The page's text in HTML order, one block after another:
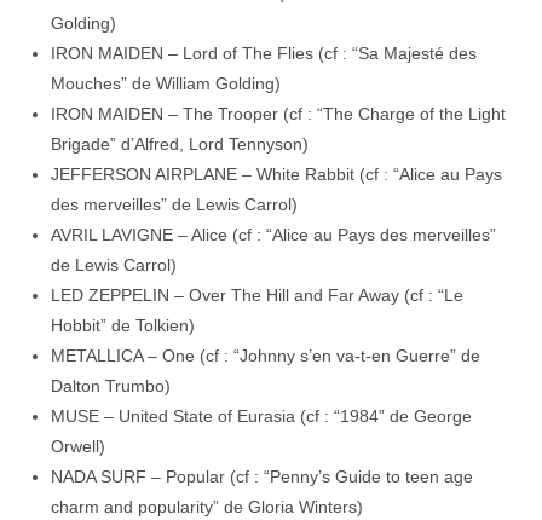
Golding)
IRON MAIDEN – Lord of The Flies (cf : “Sa Majesté des
Mouches” de William Golding)
IRON MAIDEN – The Trooper (cf : “The Charge of the Light
Brigade” d’Alfred, Lord Tennyson)
JEFFERSON AIRPLANE – White Rabbit (cf : “Alice au Pays
des merveilles” de Lewis Carrol)
AVRIL LAVIGNE – Alice (cf : “Alice au Pays des merveilles”
de Lewis Carrol)
LED ZEPPELIN – Over The Hill and Far Away (cf : “Le
Hobbit” de Tolkien)
METALLICA – One (cf : “Johnny s’en va-t-en Guerre” de
Dalton Trumbo)
MUSE – United State of Eurasia (cf : “1984” de George
Orwell)
NADA SURF – Popular (cf : “Penny’s Guide to teen age
charm and popularity” de Gloria Winters)